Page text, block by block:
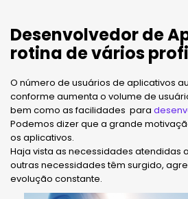
Desenvolvedor de
rotina de vários
O número de usuários de aplicativos
conforme aumenta o volume de
bem como as facilidades para
Podemos dizer que a grande
os aplicativos.
Haja vista as necessidades atendidas
outras necessidades têm surgido,
evolução constante.